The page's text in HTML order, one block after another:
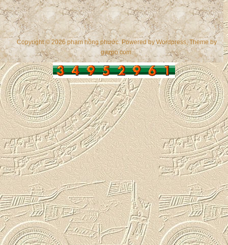
Copyright © 2026 phạm hồng phước. Powered byWordpress, Theme by
gazpo.com.